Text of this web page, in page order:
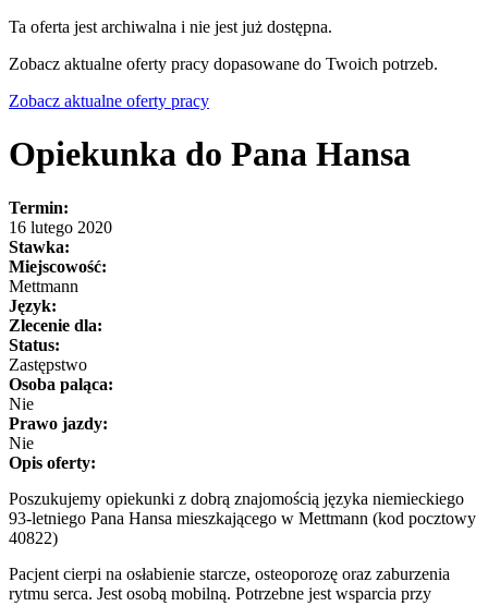
Ta oferta jest archiwalna i nie jest już dostępna.
Zobacz aktualne oferty pracy dopasowane do Twoich potrzeb.
Zobacz aktualne oferty pracy
Opiekunka do Pana Hansa
Termin:
16 lutego 2020
Stawka:
Miejscowość:
Mettmann
Język:
Zlecenie dla:
Status:
Zastępstwo
Osoba paląca:
Nie
Prawo jazdy:
Nie
Opis oferty:
Poszukujemy opiekunki z dobrą znajomością języka niemieckiego
93-letniego Pana Hansa mieszkającego w Mettmann (kod pocztowy
40822)
Pacjent cierpi na osłabienie starcze, osteoporozę oraz zaburzenia
rytmu serca. Jest osobą mobilną. Potrzebne jest wsparcia przy